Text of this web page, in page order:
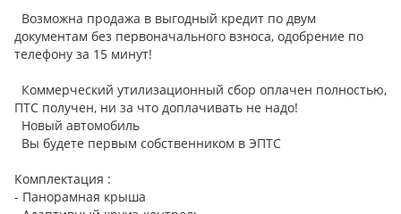
Возможна продажа в выгодный кредит по двум
документам без первоначального взноса, одобрение по
телефону за 15 минут!
Коммерческий утилизационный сбор оплачен полностью,
ПТС получен, ни за что доплачивать не надо!
Новый автомобиль
Вы будете первым собственником в ЭПТС
Комплектация :
- Панорамная крыша